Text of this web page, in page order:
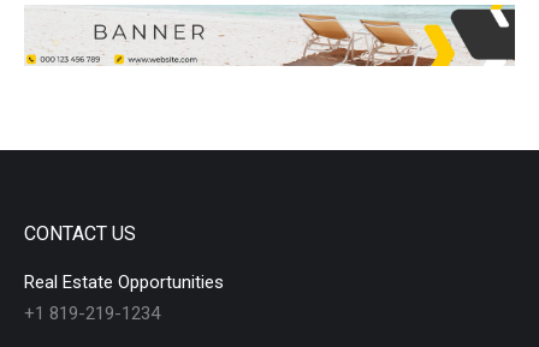
CONTACT US
Real Estate Opportunities
+1 819-219-1234